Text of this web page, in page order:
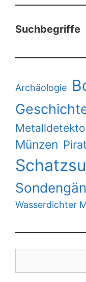
Suchbegriffe
Archäologie
Münzen Pirat
Wasserdichter